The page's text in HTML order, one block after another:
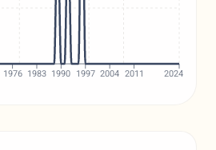
1976 1983 1990 1997 2004 2011 2024